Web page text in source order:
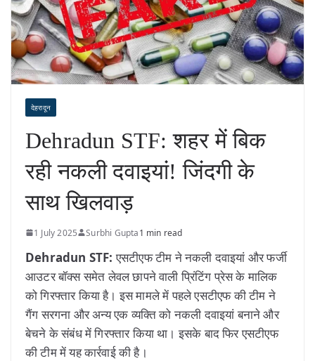
देहरादून
Dehradun STF: शहर में बिक
रही नकली दवाइयां! जिंदगी के
साथ खिलवाड़
1 July 2025 Surbhi Gupta1 min read
Dehradun STF:एसटीएफ टीम ने नकली दवाइयां और फर्जी
आउटर बॉक्स समेत लेवल छापने वाली प्रिंटिंग प्रेस के मालिक
को गिरफ्तार किया है। इस मामले में पहले एसटीएफ की टीम ने
गैंग सरगना और अन्य एक व्यक्ति को नकली दवाइयां बनाने और
बेचने के संबंध में गिरफ्तार किया था। इसके बाद फिर एसटीएफ
की टीम में यह कार्रवाई की है।